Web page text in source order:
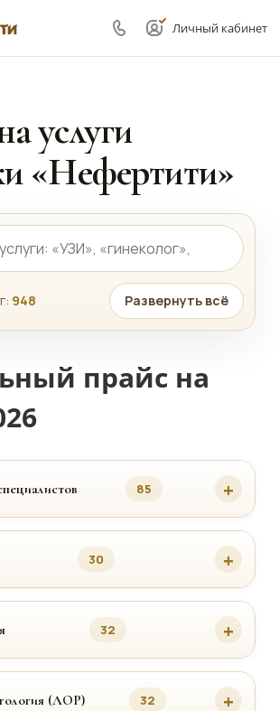
Личный кабинет
услуги
«Нефертити»
948 Развернуть всё
прайс на
85
30
32
(ЛОР) 32